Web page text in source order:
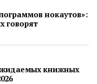
нокаутов»:
говорят
книжных